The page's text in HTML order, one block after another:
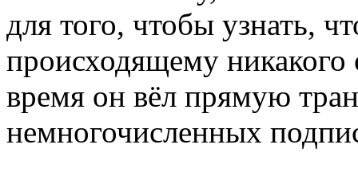
для того, чтобы узнать,
происходящему никакого
время он вёл прямую
немногочисленных